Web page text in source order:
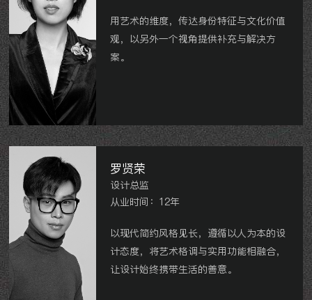
用艺术的维度，传达身份特征与文化价值
观，以另外一个视角提供补充与解决方
案。
华府别墅、金坛中梁壹号别墅、高成香树
湾花园别墅、华润剑桥澜湾、御翠园、太
湖香树湾、中海锦珑湾、星河国际、九龙
仓繁华里、世茂香槟湖、景瑞英郡、溧阳
盛世家园 等。
罗贤荣
设计总监
从业时间：12年
以现代简约风格见长，遵循以人为本的设
计态度，将艺术格调与实用功能相融合，
让设计始终携带生活的善意。